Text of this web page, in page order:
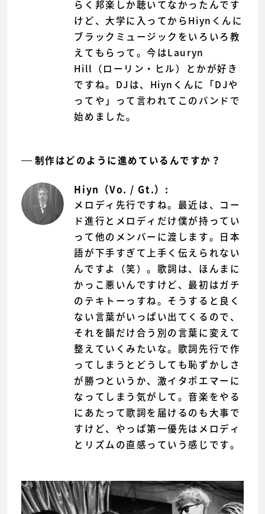
らく邦楽しか聴いてなかったんです
けど、大学に入ってからHiynくんに
ブラックミュージックをいろいろ教
えてもらって。今はLauryn
Hill（ローリン・ヒル）とかが好き
ですね。DJは、Hiynくんに「DJや
ってや」って言われてこのバンドで
始めました。
制作はどのように進めているんですか？
Hiyn（Vo. / Gt.）:
メロディ先行ですね。最近は、コー
ド進行とメロディだけ僕が持ってい
って他のメンバーに渡します。日本
語が下手すぎて上手く伝えられない
んですよ（笑）。歌詞は、ほんまに
かっこ悪いんですけど、最初はガチ
のテキトーっすね。そうすると良く
ない言葉がいっぱい出てくるので、
それを韻だけ合う別の言葉に変えて
整えていくみたいな。歌詞先行で作
ってしまうとどうしても恥ずかしさ
が勝つというか、激イタポエマーに
なってしまう気がして。音楽をやる
にあたって歌詞を届けるのも大事で
すけど、やっぱ第一優先はメロディ
とリズムの直感っていう感じです。